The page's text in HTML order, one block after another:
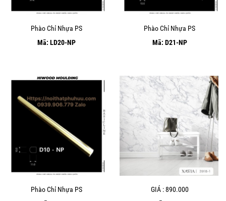
Phào Chỉ Nhựa PS
Mã: LD20-NP
Phào Chỉ Nhựa PS
Mã: D21-NP
Phào Chỉ Nhựa PS
GIÁ : 890.000